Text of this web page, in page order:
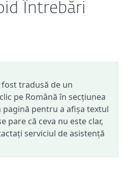
Întrebări
tradusă de un
pe Română în secțiunea
pagină pentru a afișa textul
pare că ceva nu este clar,
serviciul de asistență